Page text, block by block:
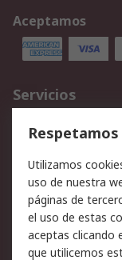
Aceptamos
Servicios
Cómo realizar
Facturación y
Ofertas
Legal
Aviso legal
Utilizamos
uso de nuestra
páginas de
el uso de estas
aceptas clicando
que utilicemos